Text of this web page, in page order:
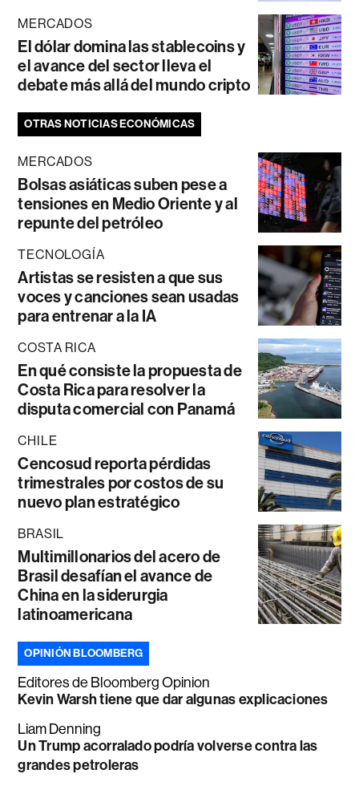
MERCADOS
El dólar domina las stablecoins y
el avance del sector lleva el
debate más allá del mundo cripto
OTRAS NOTICIAS ECONÓMICAS
MERCADOS
Bolsas asiáticas suben pese a
tensiones en Medio Oriente y al
repunte del petróleo
TECNOLOGÍA
Artistas se resisten a que sus
voces y canciones sean usadas
para entrenar a la IA
COSTA RICA
En qué consiste la propuesta de
Costa Rica para resolver la
disputa comercial con Panamá
CHILE
Cencosud reporta pérdidas
trimestrales por costos de su
nuevo plan estratégico
BRASIL
Multimillonarios del acero de
Brasil desafían el avance de
China en la siderurgia
latinoamericana
OPINIÓN BLOOMBERG
Editores de Bloomberg Opinion
Kevin Warsh tiene que dar algunas explicaciones
Liam Denning
Un Trump acorralado podría volverse contra las
grandes petroleras